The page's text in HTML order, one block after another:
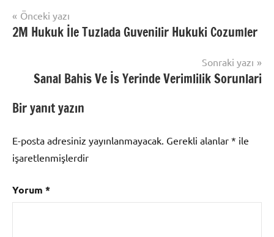
Yazı
gezinmesi
Önceki yazı
2M Hukuk İle Tuzlada Guvenilir Hukuki Cozumler
Sonraki yazı
Sanal Bahis Ve İs Yerinde Verimlilik Sorunlari
Bir yanıt yazın
E-posta adresiniz yayınlanmayacak. Gerekli alanlar * ile
işaretlenmişlerdir
Yorum *